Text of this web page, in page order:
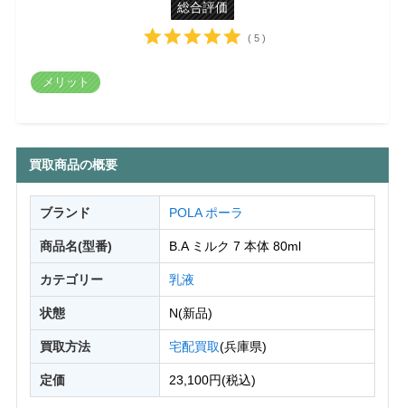
総合評価
( 5 )
メリット
買取商品の概要
ブランド POLA ポーラ
商品名(型番) B.A ミルク 7 本体 80ml
カテゴリー 乳液
状態 N(新品)
買取方法 宅配買取(兵庫県)
定価 23,100円(税込)